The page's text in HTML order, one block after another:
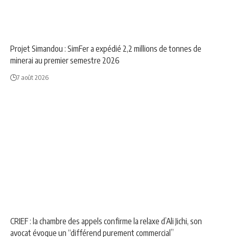
Projet Simandou : SimFer a expédié 2,2 millions de tonnes de
minerai au premier semestre 2026
7 août 2026
CRIEF : la chambre des appels confirme la relaxe d’Ali Jichi, son
avocat évoque un “différend purement commercial”